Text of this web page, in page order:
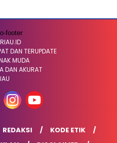
DAN TERUPDATE
MUDA
DAN AKURAT
REDAKSI
KODE ETIK